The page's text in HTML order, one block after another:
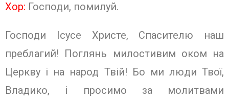
Хор: Господи, помилуй.
Господи Ісусе Христе, Спасителю наш
преблагий! Поглянь милостивим оком на
Церкву і на народ Твій! Бо ми люди Твої,
Владико, і просимо за молитвами